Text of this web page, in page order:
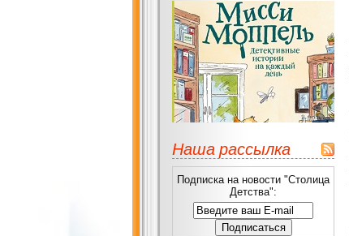
Наша рассылка
Подписка на новости "Столица
Детства":